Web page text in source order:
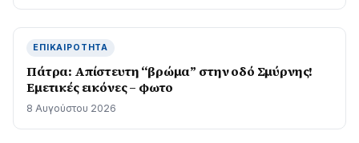
ΕΠΙΚΑΙΡΌΤΗΤΑ
Πάτρα: Απίστευτη “βρώμα” στην οδό Σμύρνης!
Εμετικές εικόνες – φωτο
8 Αυγούστου 2026